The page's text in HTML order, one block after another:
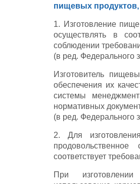
пищевых продуктов,
1. Изготовление
осуществлять в
соблюдении
(в ред. Федерального
Изготовитель
обеспечения их
системы
нормативных
(в ред. Федерального
2. Для
соответствует
При изготовлении